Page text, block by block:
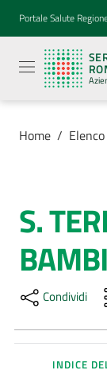
Vai al contenuto
Vai alla
Vai al footer
Portale Salute
Sanitario
Regionale
Emilia-
Romagna
Azienda
Sanitaria
Locale della
Azienda
Servizi
Luoghi
di
cura
Home /
Salta al
S.
Condividi
INDICE